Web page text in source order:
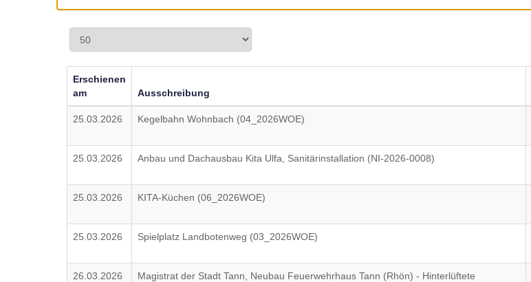
Erschienen
am
Ausschreibung
25.03.2026 Kegelbahn Wohnbach (04_2026WOE)
25.03.2026 Anbau und Dachausbau Kita Ulfa, Sanitärinstallation (NI-2026-0008)
25.03.2026 KITA-Küchen (06_2026WOE)
25.03.2026 Spielplatz Landbotenweg (03_2026WOE)
26.03.2026
Magistrat der Stadt Tann, Neubau Feuerwehrhaus Tann (Rhön) - Hinterlüftete